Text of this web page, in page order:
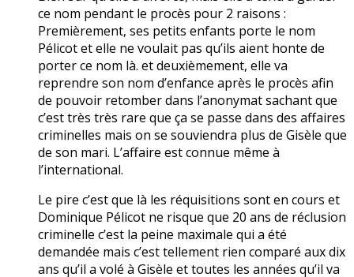
ce nom pendant le procès pour 2 raisons :
Premièrement, ses petits enfants porte le nom
Pélicot et elle ne voulait pas qu’ils aient honte de
porter ce nom là. et deuxièmement, elle va
reprendre son nom d’enfance après le procès afin
de pouvoir retomber dans l’anonymat sachant que
c’est très très rare que ça se passe dans des affaires
criminelles mais on se souviendra plus de Gisèle que
de son mari. L’affaire est connue même à
l’international.
Le pire c’est que là les réquisitions sont en cours et
Dominique Pélicot ne risque que 20 ans de réclusion
criminelle c’est la peine maximale qui a été
demandée mais c’est tellement rien comparé aux dix
ans qu’il a volé à Gisèle et toutes les années qu’il va